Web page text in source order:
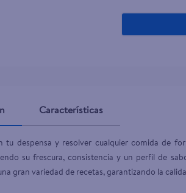
Características
despensa y resolver cualquier comida de
su frescura, consistencia y un perfil de
gran variedad de recetas, garantizando la